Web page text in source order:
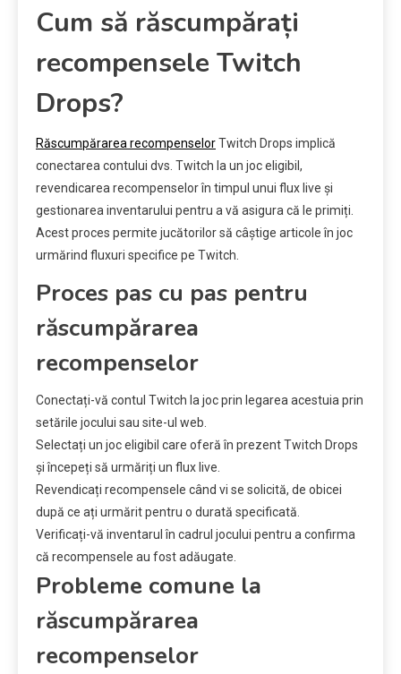
Cum să răscumpărați
recompensele Twitch
Drops?
Răscumpărarea recompenselorTwitch Drops implică
conectarea contului dvs. Twitch la un joc eligibil,
revendicarea recompenselor în timpul unui flux live și
gestionarea inventarului pentru a vă asigura că le primiți.
Acest proces permite jucătorilor să câștige articole în joc
urmărind fluxuri specifice pe Twitch.
Proces pas cu pas pentru
răscumpărarea
recompenselor
Conectați-vă contul Twitch la joc prin legarea acestuia prin
setările jocului sau site-ul web.
Selectați un joc eligibil care oferă în prezent Twitch Drops
și începeți să urmăriți un flux live.
Revendicați recompensele când vi se solicită, de obicei
după ce ați urmărit pentru o durată specificată.
Verificați-vă inventarul în cadrul jocului pentru a confirma
că recompensele au fost adăugate.
Probleme comune la
răscumpărarea
recompenselor